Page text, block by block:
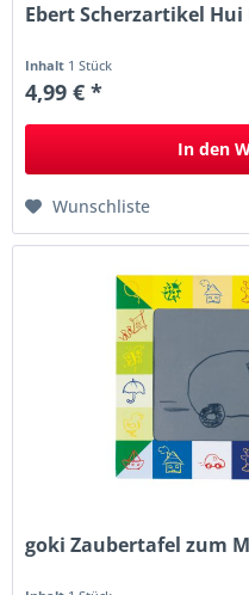
Ebert Scherzartikel
Inhalt 1 Stück
4,99 € *
In den
Wunschliste
goki Zaubertafel zum